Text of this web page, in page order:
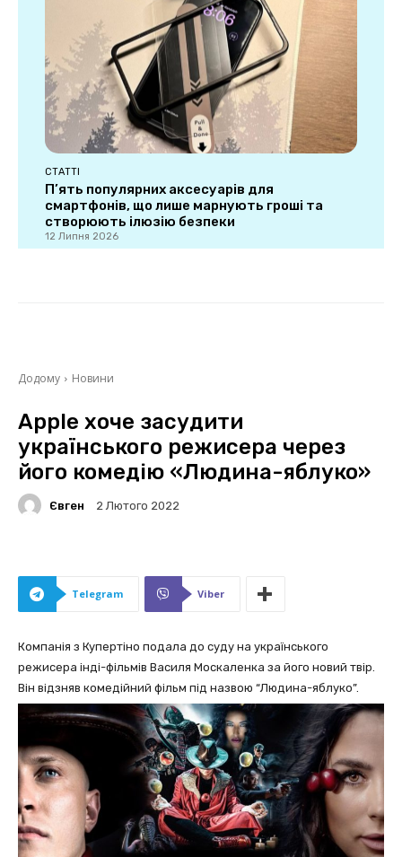
СТАТТІ
П’ять популярних аксесуарів для
смартфонів, що лише марнують гроші та
створюють ілюзію безпеки
12 Липня 2026